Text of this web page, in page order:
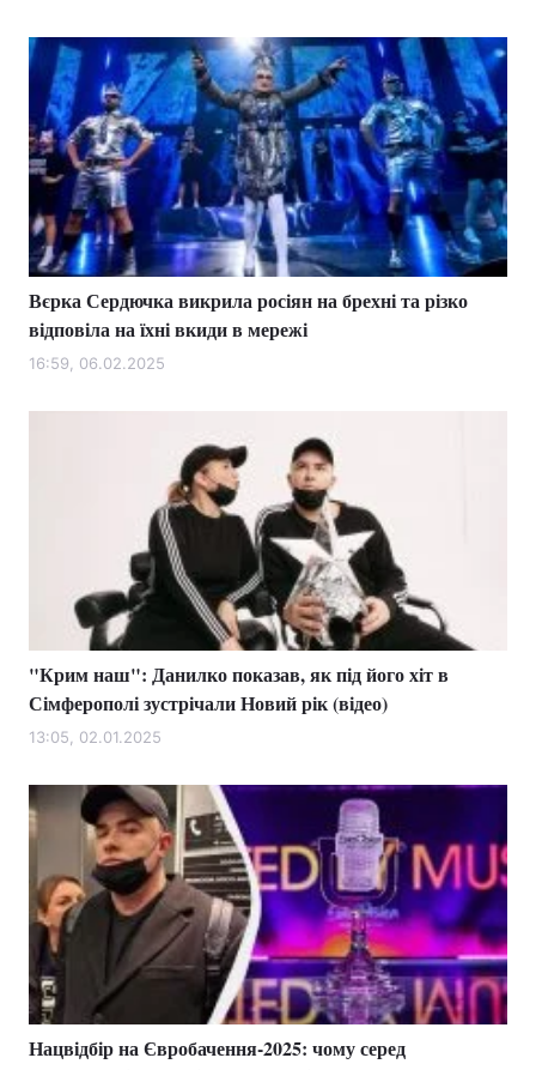
Вєрка Сердючка викрила росіян на брехні та різко
відповіла на їхні вкиди в мережі
16:59, 06.02.2025
"Крим наш": Данилко показав, як під його хіт в
Сімферополі зустрічали Новий рік (відео)
13:05, 02.01.2025
Нацвідбір на Євробачення-2025: чому серед